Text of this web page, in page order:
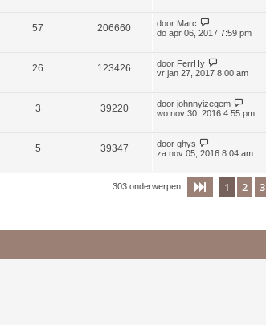
57 206660 door Marc
do apr 06, 2017 7:59 pm
26 123426 door FerrHy
vr jan 27, 2017 8:00 am
3 39220 door johnnyizegem
wo nov 30, 2016 4:55 pm
5 39347 door ghys
za nov 05, 2016 8:04 am
303 onderwerpen Pagina1
1 2 3